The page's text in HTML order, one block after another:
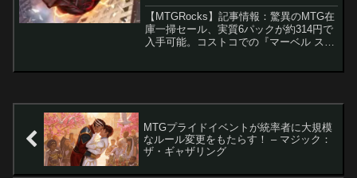
グ
【MTGRocks】記事情報：驚異のMTG在
庫一掃セール、実質6パックが約314円で
入手可能。コストコでの『マーベル スパ
MTGプライドイベントが統率者に大規模
なルール変更をもたらす！ – マジック：
ザ・ギャザリング